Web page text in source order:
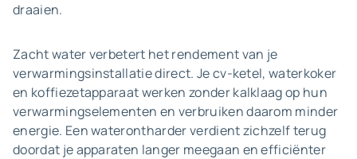
draaien.
Zacht water verbetert het rendement van je
verwarmingsinstallatie direct. Je cv-ketel, waterkoker
en koffiezetapparaat werken zonder kalklaag op hun
verwarmingselementen en verbruiken daarom minder
energie. Een waterontharder verdient zichzelf terug
doordat je apparaten langer meegaan en efficiënter